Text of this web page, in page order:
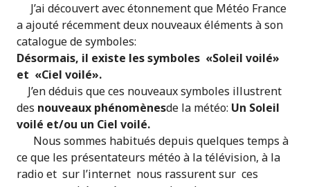
J’ai découvert avec étonnement que Météo France
a ajouté récemment deux nouveaux éléments à son
catalogue de symboles:
Désormais, il existe les symboles «Soleil voilé»
et «Ciel voilé».
J’en déduis que ces nouveaux symboles illustrent
des nouveaux phénomènesde la météo: Un Soleil
voilé et/ou un Ciel voilé.
Nous sommes habitués depuis quelques temps à
ce que les présentateurs météo à la télévision, à la
radio et sur l’internet nous rassurent sur ces